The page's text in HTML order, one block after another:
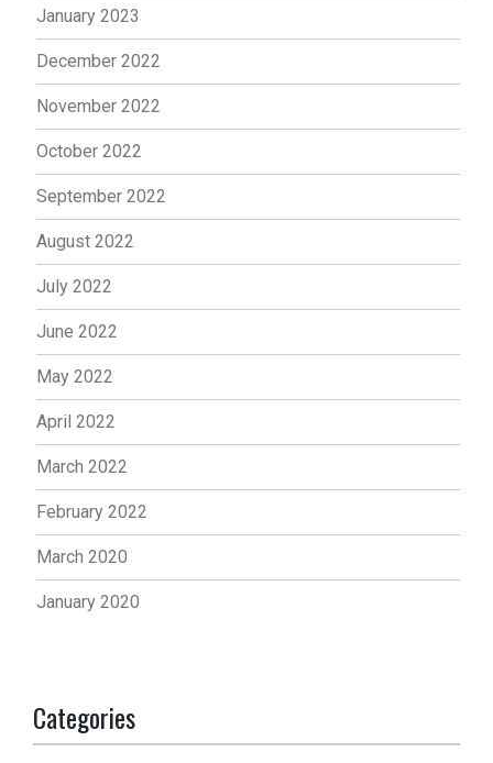
January 2023
December 2022
November 2022
October 2022
September 2022
August 2022
July 2022
June 2022
May 2022
April 2022
March 2022
February 2022
March 2020
January 2020
Categories